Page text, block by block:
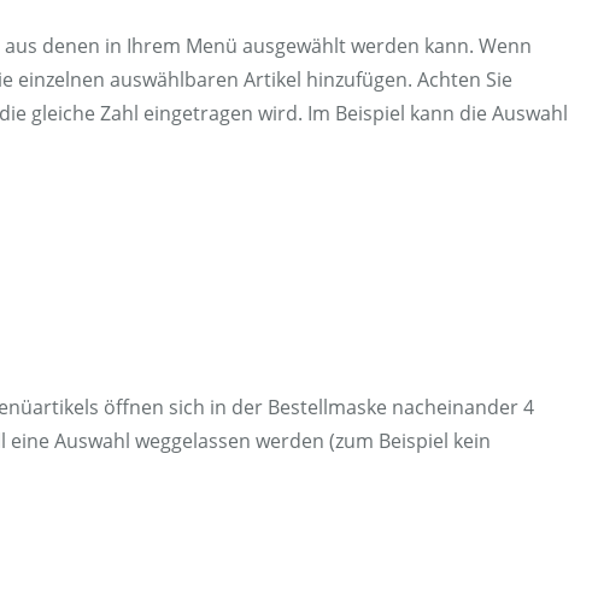
denen in Ihrem Menü ausgewählt werden kann. Wenn
auswählbaren Artikel hinzufügen. Achten Sie
gleiche Zahl eingetragen wird. Im Beispiel kann die Auswahl
öffnen sich in der Bestellmaske nacheinander 4
Auswahl weggelassen werden (zum Beispiel kein